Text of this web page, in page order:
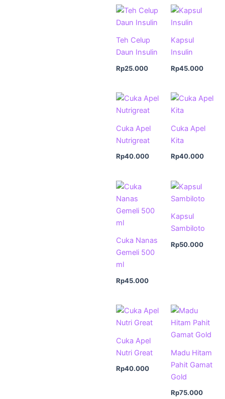
Teh Celup
Daun Insulin
Rp25.000
Kapsul
Insulin
Rp45.000
Cuka Apel
Nutrigreat
Rp40.000
Cuka Apel
Kita
Rp40.000
Cuka Nanas
Gemeli 500
ml
Rp45.000
Kapsul
Sambiloto
Rp50.000
Cuka Apel
Nutri Great
Rp40.000
Madu Hitam
Pahit Gamat
Gold
Rp75.000